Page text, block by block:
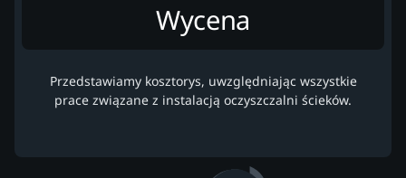
Wycena
Przedstawiamy kosztorys, uwzględniając wszystkie
prace związane z instalacją oczyszczalni ścieków.